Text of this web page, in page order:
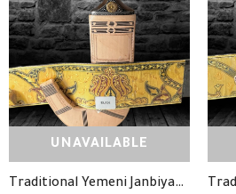
UNAVAILABLE
Traditional Yemeni Janbiyah -ELA02- جنبية يمنية تقليدية